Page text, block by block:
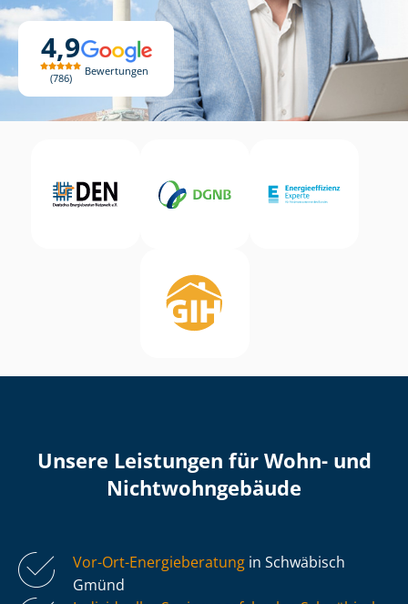
4,9
786
Bewertungen
Unsere Leistungen für Wohn- und
Nicht­wohn­ge­bäu­de
Vor-Ort-Energieberatung in Schwäbisch
Gmünd